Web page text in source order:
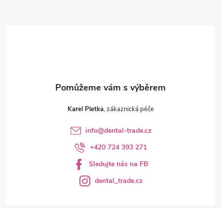
Karel Pletka
info@dental-trade.cz
+420 724 393 271
Sledujte nás na FB
dental_trade.cz